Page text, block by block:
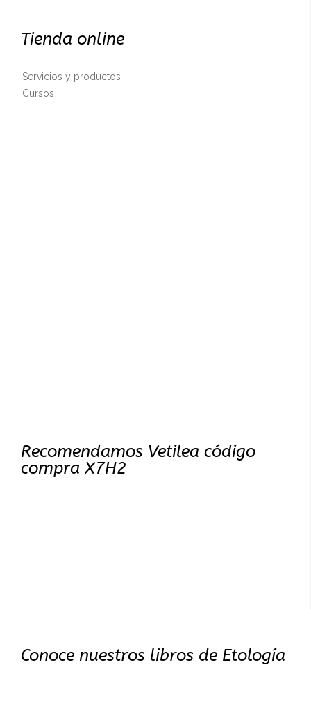
Tienda online
Servicios y productos
Cursos
Recomendamos Vetilea código
compra X7H2
Conoce nuestros libros de Etología